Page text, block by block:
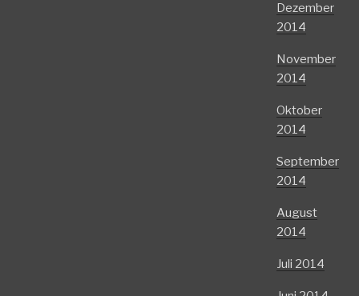
Dezember
2014
November
2014
Oktober
2014
September
2014
August
2014
Juli 2014